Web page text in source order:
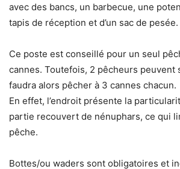
avec des bancs, un barbecue, une
tapis de réception et d’un sac de pesée.
Ce poste est conseillé pour un seul
cannes. Toutefois, 2 pêcheurs peuvent
faudra alors pêcher à 3 cannes chacun.
En effet, l’endroit présente la
partie recouvert de nénuphars, ce qui
pêche.
Bottes/ou waders sont obligatoires et